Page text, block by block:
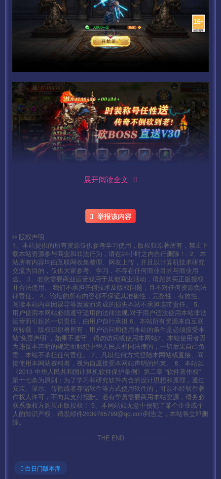
展开阅读全文
举报该内容
© 版权声明
1、本站提供的所有资源仅供参考学习使用，版权归原著所有，禁止下
载本站资源参与商业和非法行为，请在24小时之内自行删除！; 2、本
站所有内容均由互联网收集整理、网友上传，并且以计算机技术研究
交流为目的，仅供大家参考、学习，不存在任何商业目的与商业用
途。 3、若您需要商业运营或用于其他商业活动，请您购买正版授权
并合法使用。 我们不承担任何技术及版权问题，且不对任何资源负法
律责任。 4、论坛的所有内容都不保证其准确性，完整性，有效性。
阅读本站内容因误导等因素而造成的损失本站不承担连带责任。 5、
用户使用本网站必须遵守适用的法律法规,对于用户违法使用本站非法
运营而引起的一切责任，由用户自行承担 6、本站所有资源来自互联
网转载，版权归原著所有，用户访问和使用本站的条件是必须接受本
站“免责声明”，如果不遵守，请勿访问或使用本网站7、本站使用者因
为违反本声明的规定而触犯中华人民共和国法律的，一切后果自己负
责，本站不承担任何责任。 7、凡以任何方式登陆本网站或直接、间
接使用本网站资料者，视为自愿接受本网站声明的约束。 8、本站以
《2013 中华人民共和国计算机软件保护条例》第二章 “软件著作权”
第十七条为原则：为了学习和研究软件内含的设计思想和原理，通过
安装、显示、传输或者存储软件等方式使用软件的，可以不经软件著
作权人许可，不向其支付报酬。若有学员需要商用本站资源，请务必
联系版权方购买正版授权！ 9、本网站如无意中侵犯了某个企业或个
人的知识产权，请发邮件2639785799@qq.com到告之，本站将立即删
除。
THE END
白日门版本库